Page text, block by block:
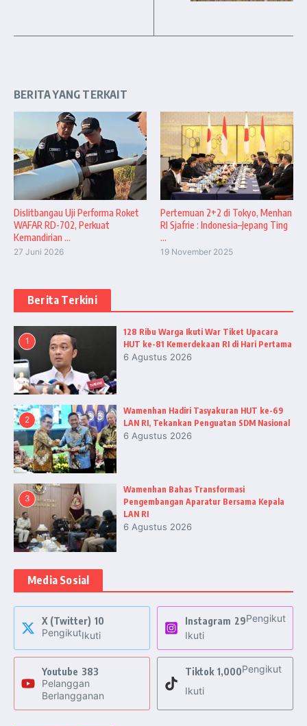
BERITA YANG TERKAIT
Dislitbangau Uji Performa Roket
WAFAR RD-702, Perkuat
Kemandirian ...
27 Juni 2026
Pertemuan 2+2 di Tokyo, Menhan
RI Sjafrie : Indonesia–Jepang Ting
...
19 November 2025
Berita Terkini
1
128 Ribu Warga Ikuti War Tiket Upacara
HUT ke-81 Kemerdekaan RI di Hari Pertama
6 Agustus 2026
2
Wamenhan Hadiri Tasyakuran HUT ke-69
LAN RI, Tekankan Penguatan SDM Nasional
6 Agustus 2026
3
Wamenhan Bahas Transformasi
Pengembangan Aparatur Bersama Kepala
LAN RI
6 Agustus 2026
Media Sosial
X (Twitter) 10
PengikutIkuti
Instagram 29Pengikut
Ikuti
Youtube 383
Pelanggan
Berlangganan
Tiktok 1,000Pengikut
Ikuti